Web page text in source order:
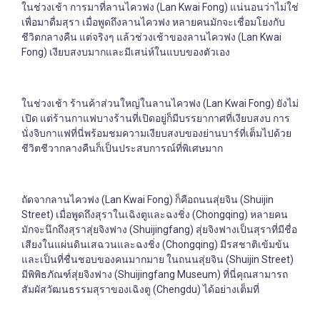
ในช่วงเช้า การมาที่ลานไควฟง (Lan Kwai Fong) แน่นอนว่าไม่ใช่
เพื่อมาดื่มสุรา เมื่อพูดถึงลานไควฟง หลายคนมักจะเชื่อมโยงกับ
ชีวิตกลางคืน แต่จริงๆ แล้วช่วงเช้าของลานไควฟง (Lan Kwai
Fong) เงียบสงบมากและมีเสน่ห์ในแบบของตัวเอง
ในช่วงเช้า ร้านค้าส่วนใหญ่ในลานไควฟง (Lan Kwai Fong) ยังไม่
เปิด แต่ร้านกาแฟบางร้านที่เปิดอยู่ก็มีบรรยากาศที่เงียบสงบ การ
นั่งจิบกาแฟที่นี่พร้อมชมความเงียบสงบของย่านบาร์ที่เต็มไปด้วย
ชีวิตชีวากลางคืนก็เป็นประสบการณ์ที่พิเศษมาก
ถัดจากลานไควฟง (Lan Kwai Fong) ก็คือถนนสุ่ยจิน (Shuijin
Street) เมื่อพูดถึงสุราในเฉิงตูและฉงชิ่ง (Chongqing) หลายคน
มักจะนึกถึงสุราสุ่ยจิงฟาง (Shuijingfang) สุ่ยจิงฟางเป็นสุราที่มีชื่อ
เสียงในแผ่นดินเสฉวนและฉงชิ่ง (Chongqing) มีรสชาติเข้มข้น
และเป็นที่ชื่นชอบของคนมากมาย ในถนนสุ่ยจิน (Shuijin Street)
มีพิพิธภัณฑ์สุ่ยจิงฟาง (Shuijingfang Museum) ที่นี่คุณสามารถ
สัมผัสวัฒนธรรมสุราของเฉิงตู (Chengdu) ได้อย่างเต็มที่